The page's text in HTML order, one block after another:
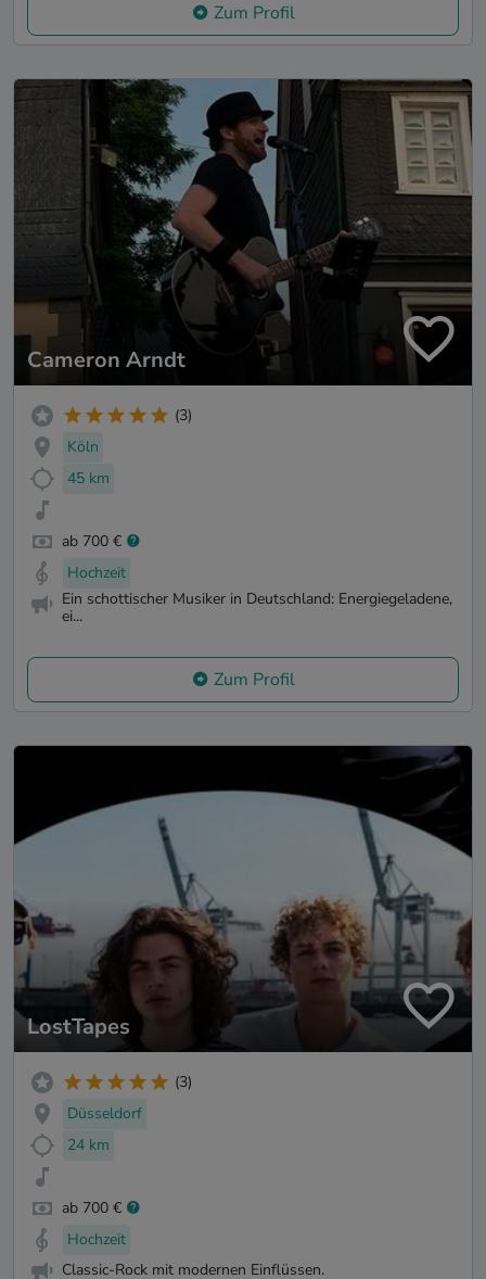
Zum Profil
Cameron Arndt
(3)
Köln
45 km
ab 700 €
Hochzeit
Ein schottischer Musiker in Deutschland: Energiegeladene,
ei...
Zum Profil
LostTapes
(3)
Düsseldorf
24 km
ab 700 €
Hochzeit
Classic-Rock mit modernen Einflüssen.